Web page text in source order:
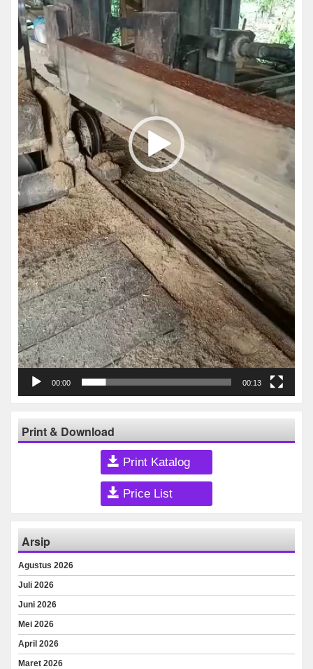
00:00 00:13
Print & Download
Print Katalog
Price List
Arsip
Agustus 2026
Juli 2026
Juni 2026
Mei 2026
April 2026
Maret 2026